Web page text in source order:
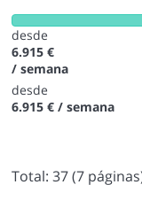
desde
6.915 €
/ semana
desde
6.915 €/ semana
Total: 37(7